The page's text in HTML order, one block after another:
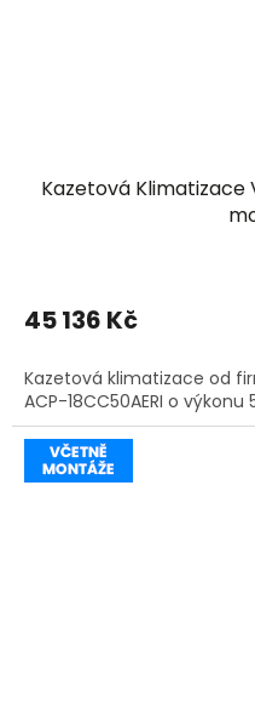
Kazetová Klimatizace
45 136 Kč
Kazetová klimatizace od
ACP-18CC50AERI o